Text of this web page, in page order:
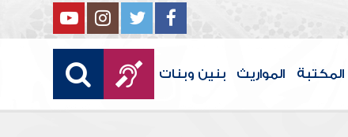
المكتبة المواريث بنين وبنات